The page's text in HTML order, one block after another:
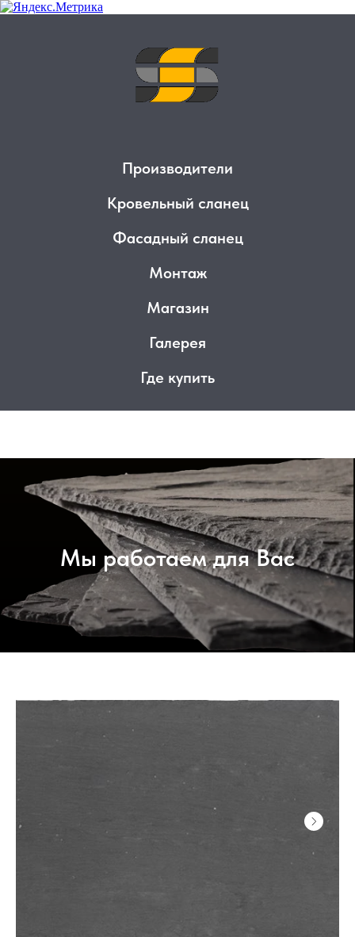
Производители
Кровельный сланец
Фасадный сланец
Монтаж
Магазин
Галерея
Где купить
Мы работаем для Вас